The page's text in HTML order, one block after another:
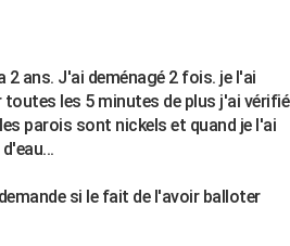
ans. J'ai deménagé 2 fois. je l'ai
toutes les 5 minutes de plus j'ai vérifié
parois sont nickels et quand je l'ai
si le fait de l'avoir balloter